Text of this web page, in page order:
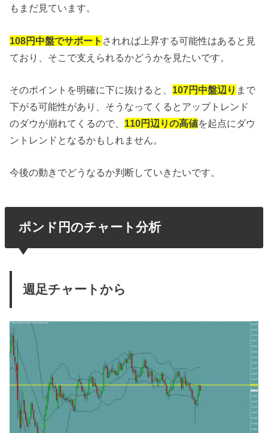
もまだ見ています。
108円中盤でサポート されれば上昇する可能性はあると見
ており、そこで支えられるかどうかを見たいです。
そのポイントを明確に下に抜けると、 107円中盤辺り まで
下がる可能性があり、そうなってくるとアップトレンド
のダウが崩れてくるので、 110円辺りの高値を起点にダウ
ントレンドとなるかもしれません。
今後の動きでどうなるか判断していきたいです。
ポンド円のチャート分析
週足チャートから